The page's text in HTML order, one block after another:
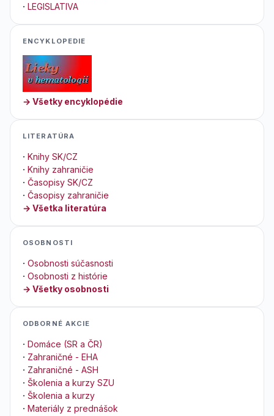
· LEGISLATIVA
ENCYKLOPEDIE
→ Všetky encyklopédie
LITERATÚRA
· Knihy SK/CZ
· Knihy zahraničie
· Časopisy SK/CZ
· Časopisy zahraničie
→ Všetka literatúra
OSOBNOSTI
· Osobnosti súčasnosti
· Osobnosti z histórie
→ Všetky osobnosti
ODBORNÉ AKCIE
· Domáce (SR a ČR)
· Zahraničné - EHA
· Zahraničné - ASH
· Školenia a kurzy SZU
· Školenia a kurzy
· Materiály z prednášok